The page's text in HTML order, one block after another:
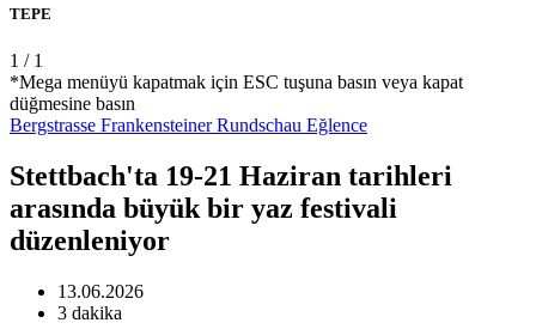
TEPE
1 / 1
*Mega menüyü kapatmak için ESC tuşuna basın veya kapat
düğmesine basın
Bergstrasse Frankensteiner Rundschau Eğlence
Stettbach'ta 19-21 Haziran tarihleri ​​
arasında büyük bir yaz festivali
düzenleniyor
13.06.2026
3 dakika